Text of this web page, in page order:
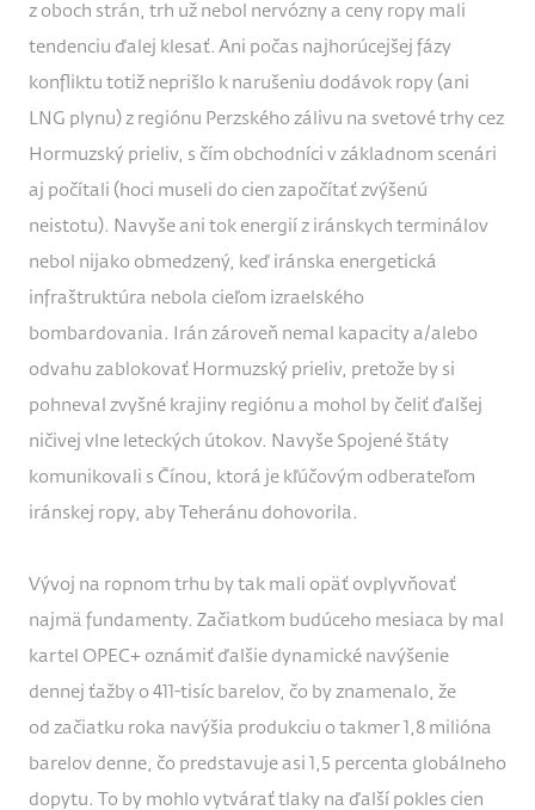
z oboch strán, trh už nebol nervózny a ceny ropy mali
tendenciu ďalej klesať. Ani počas najhorúcejšej fázy
konfliktu totiž neprišlo k narušeniu dodávok ropy (ani
LNG plynu) z regiónu Perzského zálivu na svetové trhy cez
Hormuzský prieliv, s čím obchodníci v základnom scenári
aj počítali (hoci museli do cien započítať zvýšenú
neistotu). Navyše ani tok energií z iránskych terminálov
nebol nijako obmedzený, keď iránska energetická
infraštruktúra nebola cieľom izraelského
bombardovania. Irán zároveň nemal kapacity a/alebo
odvahu zablokovať Hormuzský prieliv, pretože by si
pohneval zvyšné krajiny regiónu a mohol by čeliť ďalšej
ničivej vlne leteckých útokov. Navyše Spojené štáty
komunikovali s Čínou, ktorá je kľúčovým odberateľom
iránskej ropy, aby Teheránu dohovorila.
Vývoj na ropnom trhu by tak mali opäť ovplyvňovať
najmä fundamenty. Začiatkom budúceho mesiaca by mal
kartel OPEC+ oznámiť ďalšie dynamické navýšenie
dennej ťažby o 411-tisíc barelov, čo by znamenalo, že
od začiatku roka navýšia produkciu o takmer 1,8 milióna
barelov denne, čo predstavuje asi 1,5 percenta globálneho
dopytu. To by mohlo vytvárať tlaky na ďalší pokles cien